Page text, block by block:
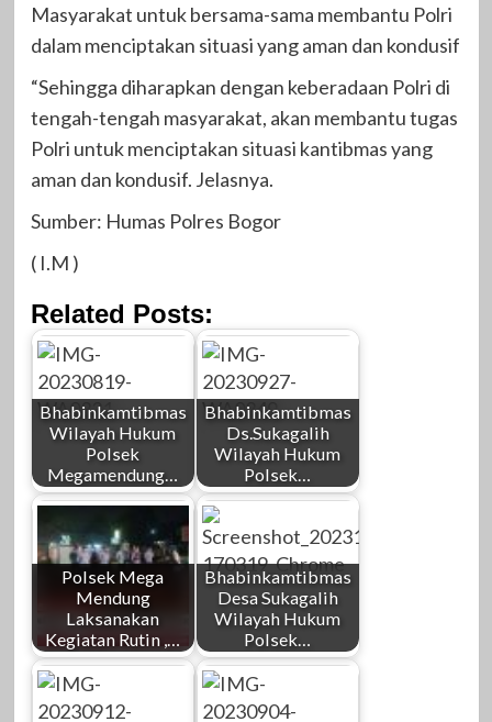
Masyarakat untuk bersama-sama membantu Polri
dalam menciptakan situasi yang aman dan kondusif
“Sehingga diharapkan dengan keberadaan Polri di
tengah-tengah masyarakat, akan membantu tugas
Polri untuk menciptakan situasi kantibmas yang
aman dan kondusif. Jelasnya.
Sumber: Humas Polres Bogor
( I.M )
Related Posts:
Bhabinkamtibmas
Wilayah Hukum
Polsek
Megamendung…
Bhabinkamtibmas
Ds.Sukagalih
Wilayah Hukum
Polsek…
Polsek Mega
Mendung
Laksanakan
Kegiatan Rutin ,…
Bhabinkamtibmas
Desa Sukagalih
Wilayah Hukum
Polsek…